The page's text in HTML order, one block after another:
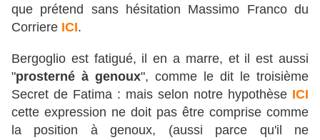
que prétend sans hésitation Massimo Franco du
Corriere ICI.
Bergoglio est fatigué, il en a marre, et il est aussi
"prosterné à genoux", comme le dit le troisième
Secret de Fatima : mais selon notre hypothèse ICI
cette expression ne doit pas être comprise comme
la position à genoux, (aussi parce qu'il ne